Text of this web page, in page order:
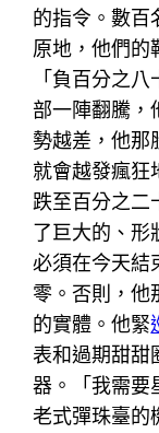
的指令。數百
原地，他們的
「負百分之
部一陣翻騰，
勢越差，他那
就會越發瘋狂
跌至百分之二
了巨大的、形
必須在今天結
零。否則，他
的實體。他緊
表和過期甜甜
器。「我需要
老式彈珠臺的